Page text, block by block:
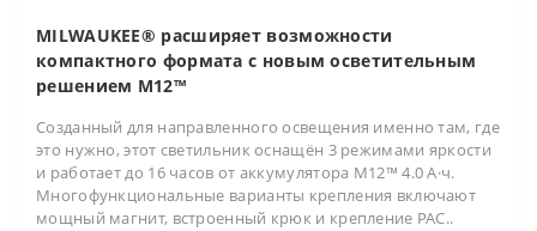
MILWAUKEE® расширяет возможности
компактного формата с новым осветительным
решением M12™
Созданный для направленного освещения именно там, где
это нужно, этот светильник оснащён 3 режимами яркости
и работает до 16 часов от аккумулятора M12™ 4.0 А·ч.
Многофункциональные варианты крепления включают
мощный магнит, встроенный крюк и крепление PAC..